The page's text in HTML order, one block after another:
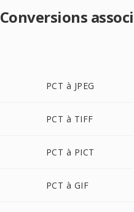
Conversions
PCT à JPEG
PCT à TIFF
PCT à PICT
PCT à GIF